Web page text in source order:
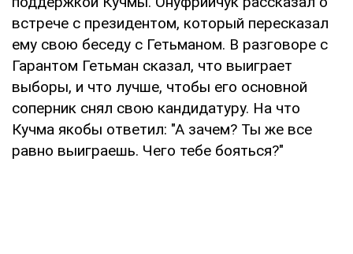
встрече с президентом, который пересказал
ему свою беседу с Гетьманом. В разговоре с
Гарантом Гетьман сказал, что выиграет
выборы, и что лучше, чтобы его основной
соперник снял свою кандидатуру. На что
Кучма якобы ответил: "А зачем? Ты же все
равно выиграешь. Чего тебе бояться?"